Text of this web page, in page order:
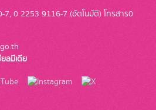
0 2253 9116-7 (อัตโนมัติ) โทรสาร0
ลมีเดีย